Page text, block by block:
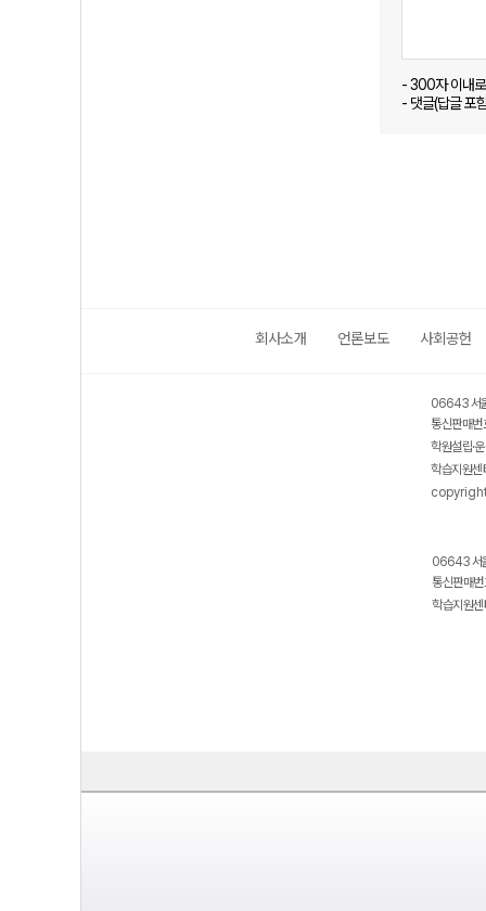
- 300자 이내
- 댓글(답글 포
회사소개 언론보도 사회공헌
06643 서
통신판매
학원설립·
학습지원
06643 서
통신판매
학습지원